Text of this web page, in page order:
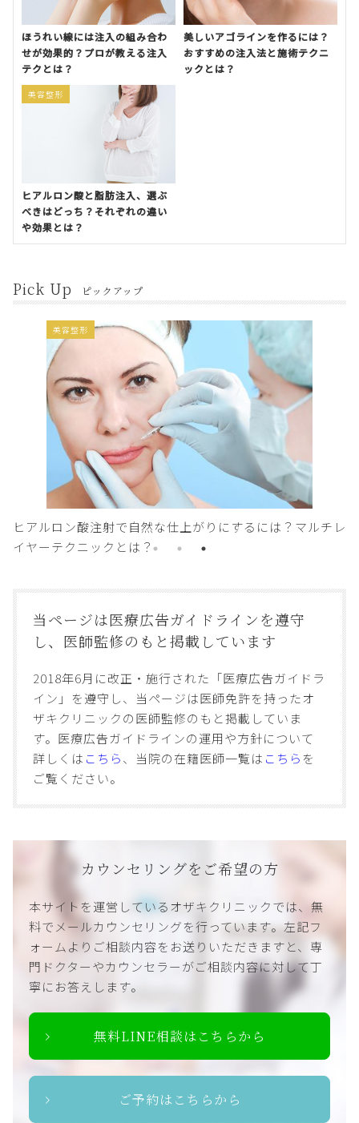
ほうれい線には注入の組み合わ
せが効果的？プロが教える注入
テクとは？
美しいアゴラインを作るには？
おすすめの注入法と施術テクニ
ックとは？
美容整形
ヒアルロン酸と脂肪注入、選ぶ
べきはどっち？それぞれの違い
や効果とは？
Pick Up ピックアップ
美容整形
ルロン酸注射で自然な仕上がりにするには？マルチレ
ーテクニックとは？
額縮小
当ページは医療広告ガイドラインを遵守
し、 医師監修のもと掲載しています
2018年6月に改正・施行された「医療広告ガイドラ
イン」を遵守し、当ページは医師免許を持ったオ
ザキクリニックの医師監修のもと掲載していま
す。医療広告ガイドラインの運用や方針について
詳しくは こちら、当院の在籍医師一覧は こちら を
ご覧ください。
カウンセリングをご希望の方
本サイトを運営しているオザキクリニックでは、無
料でメールカウンセリングを行っています。左記フ
ォームよりご相談内容をお送りいただきますと、専
門ドクターやカウンセラーがご相談内容に対して丁
寧にお答えします。
無料LINE相談はこちらから
ご予約はこちらから